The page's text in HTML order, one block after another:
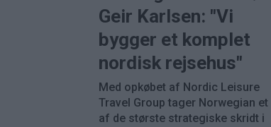
Geir Karlsen: "Vi
bygger et komplet
nordisk rejsehus"
Med opkøbet af Nordic Leisure
Travel Group tager Norwegian et
af de største strategiske skridt i